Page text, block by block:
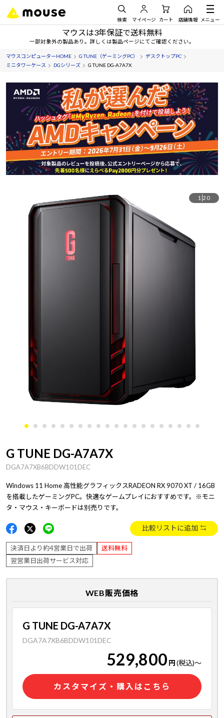
検索 マイページ カート 店舗情報 メニュー
マウスは3年保証で送料無料
一部対象外の製品あり。詳しくは製品ページにてご確認ください。
マウスコンピューターHOME G TUNE（ゲーミングPC）
デスクトップPC
ミニタワーケース
DGシリーズ G TUNE DG-A7A7X
1 20
G TUNE DG-A7A7X
DGA7A7XB6BDDW101DEC
Windows 11 Home 高性能グラフィックスRADEON RX 9070 XT / 16GB
を搭載したゲーミングPC。快適なゲームプレイにおすすめです。※モニ
タ・マウス・キーボードは別売りです。
比較リストに追加
決済日より約4営業日で出荷
送料無料
翌営業日出荷サービス対応
WEB販売価格
G TUNE DG-A7A7X
DGA7A7XB6BDDW101DEC
529,800 円(税込)～
カスタマイズ・購入はこちら